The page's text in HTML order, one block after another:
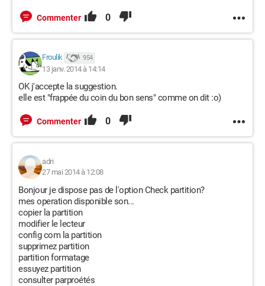
Commenter 0
Froulik 954
13 janv. 2014 à 14:14
OK j'accepte la suggestion.
elle est "frappée du coin du bon sens" comme on dit :o)
Commenter 0
adri
27 mai 2014 à 12:08
Bonjour je dispose pas de l'option Check partition?
mes operation disponible son...
copier la partition
modifier le lecteur
config com la partition
supprimez partition
partition formatage
essuyez partition
consulter parproétés